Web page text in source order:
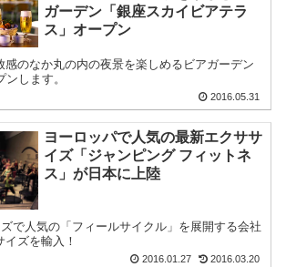
ガーデン「銀座スカイビアテラ
ス」オープン
感のなか丸の内の夜景を楽しめるビアガーデン
します。
2016.05.31
ヨーロッパで人気の最新エクササ
イズ「ジャンピング フィットネ
ス」が日本に上陸
で人気の「フィールサイクル」を展開する会社
ズを輸入！
2016.01.27 2016.03.20